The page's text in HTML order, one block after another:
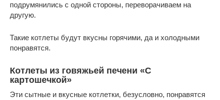
подрумянились с одной стороны, переворачиваем на
другую.
Такие котлеты будут вкусны горячими, да и холодными
понравятся.
Котлеты из говяжьей печени «С
картошечкой»
Эти сытные и вкусные котлетки, безусловно, понравятся